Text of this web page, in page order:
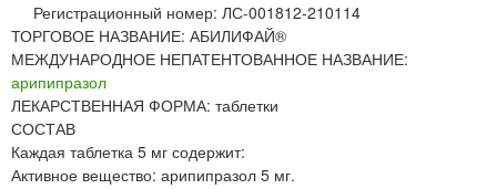
Регистрационный номер: ЛС-001812-210114
ТОРГОВОЕ НАЗВАНИЕ: АБИЛИФАЙ®
МЕЖДУНАРОДНОЕ НЕПАТЕНТОВАННОЕ НАЗВАНИЕ:
арипипразол
ЛЕКАРСТВЕННАЯ ФОРМА: таблетки
СОСТАВ
Каждая таблетка 5 мг содержит:
Активное вещество: арипипразол 5 мг.